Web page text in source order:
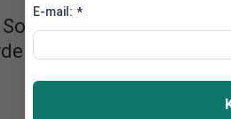
entwickelt.
So erzeugen sie
E-mail: *